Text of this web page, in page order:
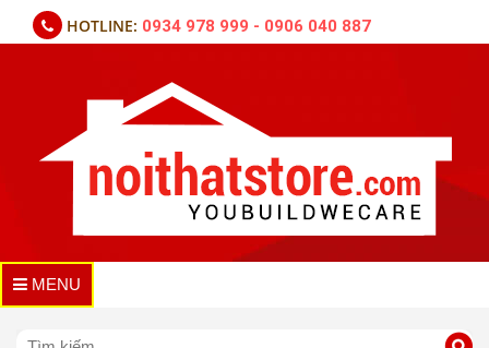
HOTLINE: 0934 978 999 - 0906 040 887
MENU